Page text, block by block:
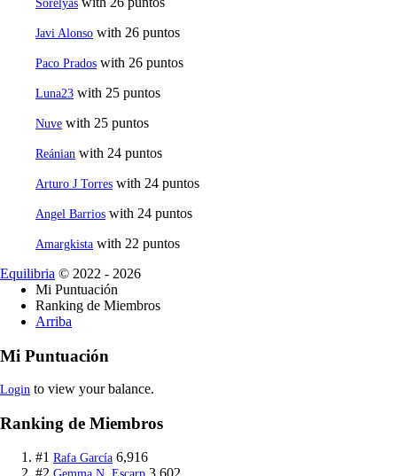
Sorelyas
Javi Alonso with 26 puntos
Paco Prados with 26 puntos
Luna23 with 25 puntos
Nuve with 25 puntos
Reánian with 24 puntos
Arturo J Torres with 24 puntos
Angel Barrios with 24 puntos
Amargkista with 22 puntos
Equilibria © 2022 - 2026
Mi Puntuación
Ranking de Miembros
Arriba
Mi Puntuación
Login to view your balance.
Ranking de Miembros
#1 Rafa García 6,916
#2
3,602